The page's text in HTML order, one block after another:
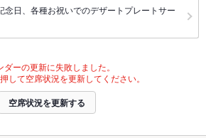
念日、各種お祝いでのデザートプレートサー
ダーの更新に失敗しました。
して空席状況を更新してください。
空席状況を更新する